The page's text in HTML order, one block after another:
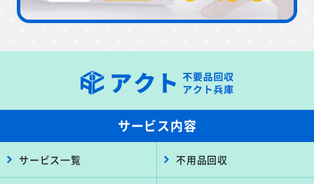
サービス内容
サービス一覧 不用品回収